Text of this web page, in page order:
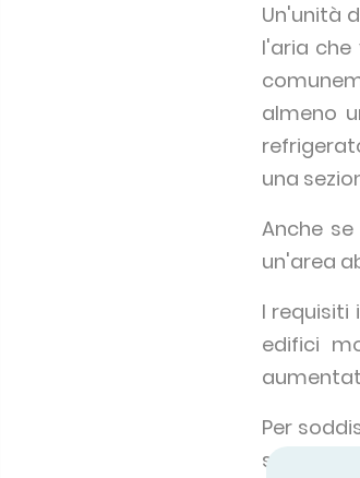
Un'unità
l'aria
almeno
una
Anche
un'area
I requisiti
edifici
Per